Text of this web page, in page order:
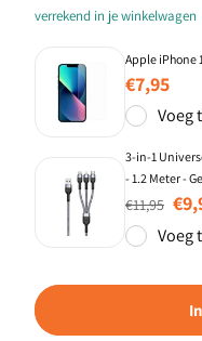
verrekend in je winkelwagen
Apple iPhone
Normale
prijs
€7,95
Voeg
3-in-1
- 1.2 Meter -
Normale prijs
€11,95
Voeg